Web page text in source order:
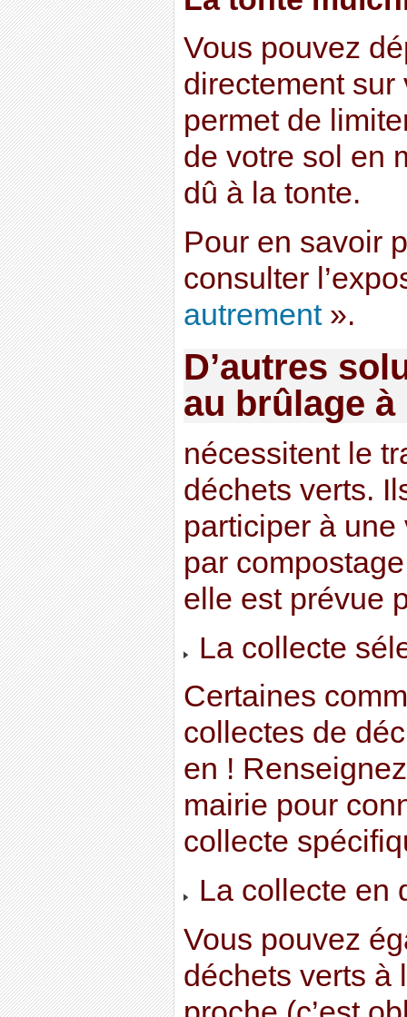
Vous pouvez
directement
permet de
de votre sol en
dû à la tonte.
Pour en savoir
consulter
autrement».
D’autres
au brûlage à
nécessitent le
déchets verts.
participer à
par
elle est prévue
La collecte
Certaines
collectes de
en !
mairie pour
collecte
La collecte en
Vous pouvez
déchets verts à